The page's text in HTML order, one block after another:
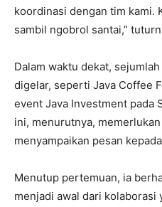
koordinasi dengan tim kami.
sambil ngobrol santai,”
Dalam waktu dekat,
digelar, seperti Java Coffee
event Java Investment pada
ini, menurutnya,
menyampaikan pesan
Menutup pertemuan, ia
menjadi awal dari kolaborasi